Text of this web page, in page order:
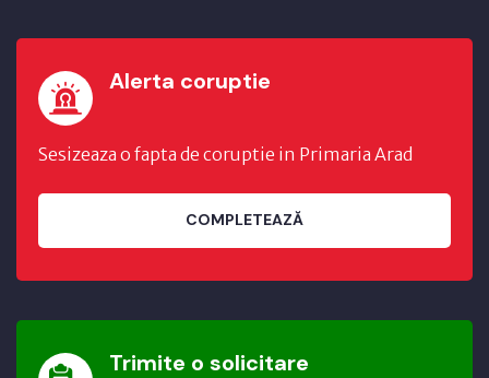
Alerta coruptie
Sesizeaza o fapta de coruptie in Primaria Arad
COMPLETEAZĂ
Trimite o solicitare